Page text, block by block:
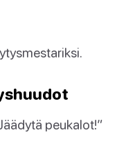
peukalot!”